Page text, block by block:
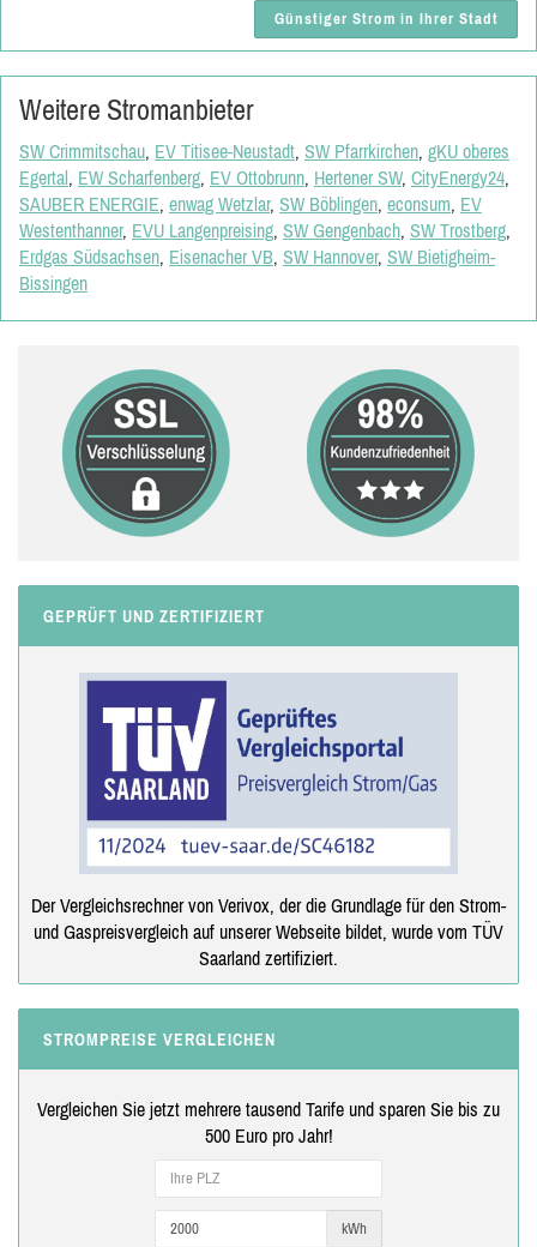
Günstiger Strom in Ihrer Stadt
Weitere Stromanbieter
SW Crimmitschau, EV Titisee-Neustadt, SW Pfarrkirchen, gKU oberes
Egertal, EW Scharfenberg, EV Ottobrunn, Hertener SW, CityEnergy24,
SAUBER ENERGIE, enwag Wetzlar, SW Böblingen, econsum, EV
Westenthanner, EVU Langenpreising, SW Gengenbach, SW Trostberg,
Erdgas Südsachsen, Eisenacher VB, SW Hannover, SW Bietigheim-
Bissingen
GEPRÜFT UND ZERTIFIZIERT
Der Vergleichsrechner von Verivox, der die Grundlage für den Strom-
und Gaspreisvergleich auf unserer Webseite bildet, wurde vom TÜV
Saarland zertifiziert.
STROMPREISE VERGLEICHEN
Vergleichen Sie jetzt mehrere tausend Tarife und sparen Sie bis zu
500 Euro pro Jahr!
kWh